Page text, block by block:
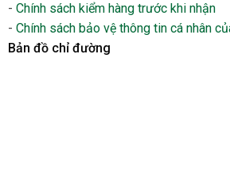
- Chính sách kiểm hàng trước khi nhận
- Chính sách bảo vệ thông tin cá nhân
Bản đồ chỉ đường